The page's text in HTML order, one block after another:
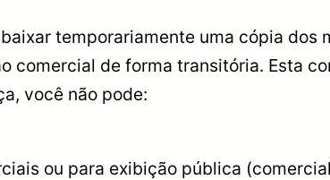
temporariamente uma cópia
comercial de forma transitória. Esta
você não pode:
ou para exibição pública